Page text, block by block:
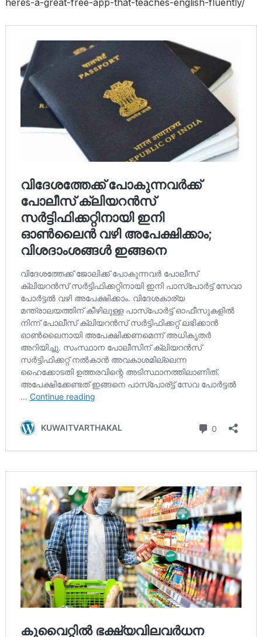
heres-a-great-free-app-that-teaches-english-fluently/